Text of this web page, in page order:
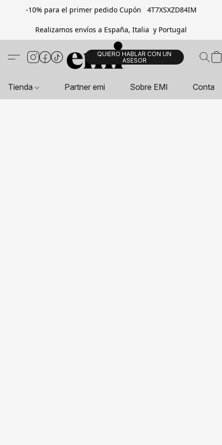
-10% para el primer pedido Cupón 4T7XSXZD84IM
Realizamos envíos a España, Italia y Portugal
QUIERO HABLAR CON UN
ASESOR
Tienda Partner emi Sobre EMI